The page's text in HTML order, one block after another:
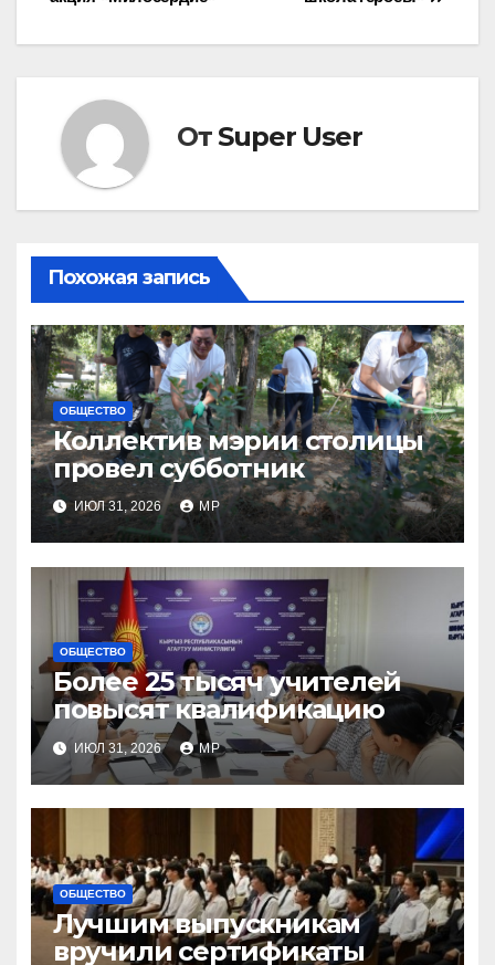
записям
От Super User
Похожая запись
ОБЩЕСТВО
Коллектив мэрии столицы
провел субботник
ИЮЛ 31, 2026 MP
ОБЩЕСТВО
Более 25 тысяч учителей
повысят квалификацию
ИЮЛ 31, 2026 MP
ОБЩЕСТВО
Лучшим выпускникам
вручили сертификаты